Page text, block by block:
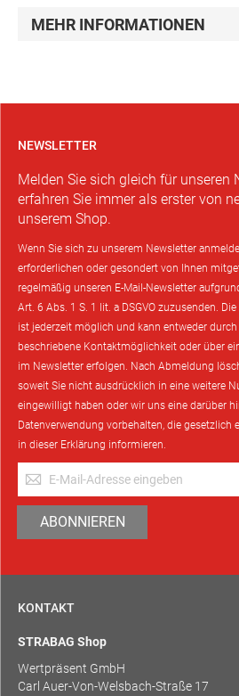
MEHR INFORMATIONEN
NEWSLETTER
Melden Sie sich gleich für unseren
erfahren Sie immer als erster von
unserem Shop.
Wenn Sie sich zu unserem Newsletter
erforderlichen oder gesondert von Ihnen
regelmäßig unseren E-Mail-Newsletter
Art. 6 Abs. 1 S. 1 lit. a DSGVO zuzusenden.
ist jederzeit möglich und kann entweder
beschriebene Kontaktmöglichkeit oder über
im Newsletter erfolgen. Nach Abmeldung
soweit Sie nicht ausdrücklich in eine weitere
eingewilligt haben oder wir uns eine darüber
Datenverwendung vorbehalten, die gesetzlich
in dieser Erklärung informieren.
Anmeldung
zum
Newsletter:
ABONNIEREN
KONTAKT
STRABAG Shop
Wertpräsent GmbH
Carl Auer-Von-Welsbach-Straße 17